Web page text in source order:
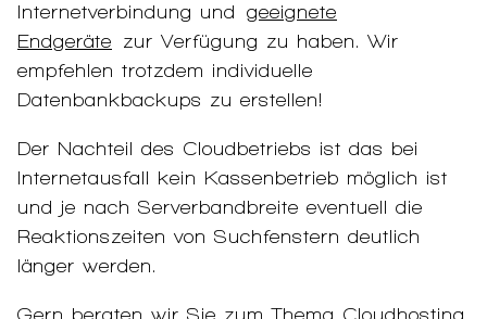
Internetverbindung und geeignete
Endgeräte zur Verfügung zu haben. Wir
empfehlen trotzdem individuelle
Datenbankbackups zu erstellen!
Der Nachteil des Cloudbetriebs ist das bei
Internetausfall kein Kassenbetrieb möglich ist
und je nach Serverbandbreite eventuell die
Reaktionszeiten von Suchfenstern deutlich
länger werden.
Gern beraten wir Sie zum Thema Cloudhosting